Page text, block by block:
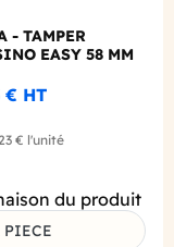
- TAMPER
EASY 58 MM
€ HT
€ l'unité
du produit
PIECE